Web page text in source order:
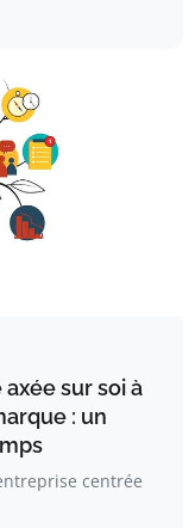
sur soi à
: un
centrée